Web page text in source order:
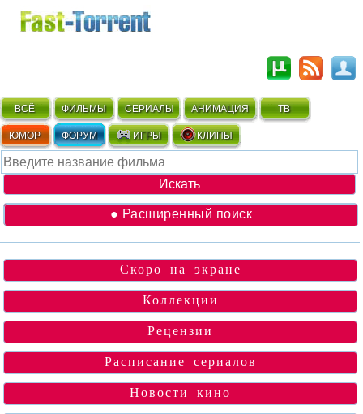
ВСЁ ФИЛЬМЫ СЕРИАЛЫ АНИМАЦИЯ ТВ
ЮМОР ФОРУМ ИГРЫ КЛИПЫ
● Расширенный поиск
Скоро на экране
Коллекции
Рецензии
Расписание сериалов
Новости кино